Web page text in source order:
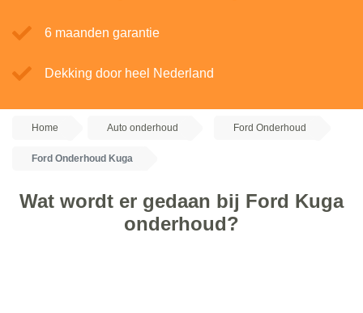
6 maanden garantie
Dekking door heel Nederland
Home Auto onderhoud Ford Onderhoud
Ford Onderhoud Kuga
Wat wordt er gedaan bij Ford Kuga
onderhoud?